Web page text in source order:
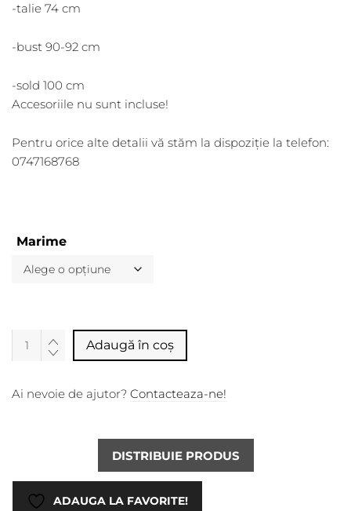
-talie 74 cm
-bust 90-92 cm
-sold 100 cm
Accesoriile nu sunt incluse!
Pentru orice alte detalii vă stăm la dispoziție la telefon:
0747168768
Marime
Adaugă în coș
Ai nevoie de ajutor? Contacteaza-ne!
DISTRIBUIE PRODUS
ADAUGA LA FAVORITE!